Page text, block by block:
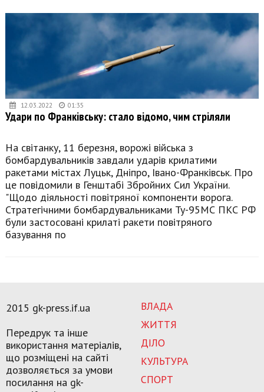
12.03.2022 01:35
Удари по Франківську: стало відомо, чим стріляли
На світанку, 11 березня, ворожі війська з
бомбардувальників завдали ударів крилатими
ракетами містах Луцьк, Дніпро, Івано-Франківськ. Про
це повідомили в Генштабі Збройних Сил України.
"Щодо діяльності повітряної компоненти ворога.
Стратегічними бомбардувальниками Ту-95МС ПКС РФ
були застосовані крилаті ракети повітряного
базування по
ВЛАДА
ЖИТТЯ
ДІЛО
КУЛЬТУРА
СПОРТ
2015 gk-press.if.ua
Передрук та інше
використання матеріалів,
що розміщені на сайті
дозволяється за умови
посилання на gk-